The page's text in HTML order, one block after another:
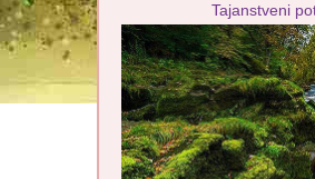
Tajanstveni